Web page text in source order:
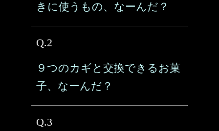
きに使うもの、なーんだ？
Q.2
９つのカギと交換できるお菓
子、なーんだ？
Q.3